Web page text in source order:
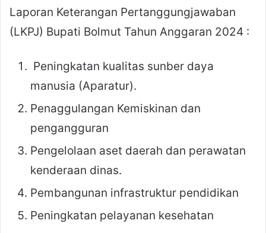
Laporan Keterangan Pertanggungjawaban
(LKPJ) Bupati Bolmut Tahun Anggaran 2024 :
Peningkatan kualitas sunber daya
manusia (Aparatur).
Penaggulangan Kemiskinan dan
pengangguran
Pengelolaan aset daerah dan perawatan
kenderaan dinas.
Pembangunan infrastruktur pendidikan
Peningkatan pelayanan kesehatan